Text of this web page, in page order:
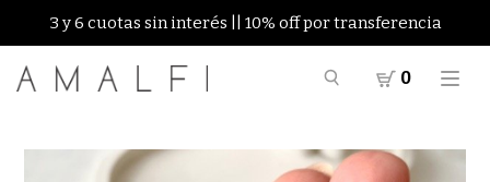
3 y 6 cuotas sin interés || 10% off por transferencia
0